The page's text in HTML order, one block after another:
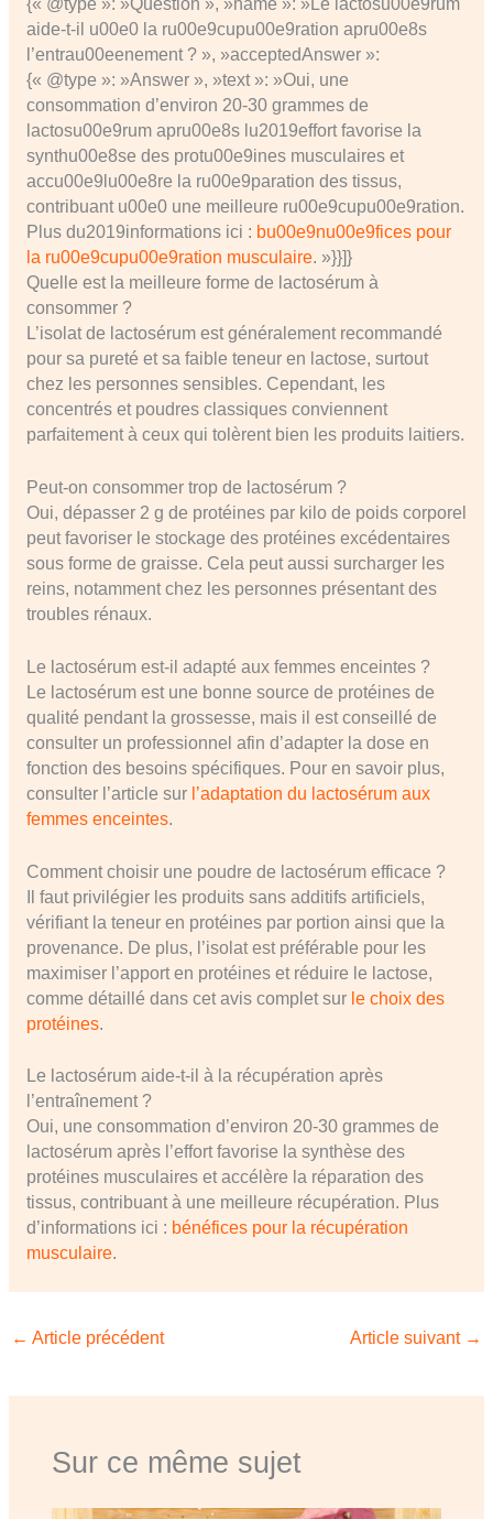
{« @type »: »Question », »name »: »Le lactosu00e9rum
aide-t-il u00e0 la ru00e9cupu00e9ration apru00e8s
l’entrau00eenement ? », »acceptedAnswer »:
{« @type »: »Answer », »text »: »Oui, une
consommation d’environ 20-30 grammes de
lactosu00e9rum apru00e8s lu2019effort favorise la
synthu00e8se des protu00e9ines musculaires et
accu00e9lu00e8re la ru00e9paration des tissus,
contribuant u00e0 une meilleure ru00e9cupu00e9ration.
Plus du2019informations ici : bu00e9nu00e9fices pour
la ru00e9cupu00e9ration musculaire. »}}]}
Quelle est la meilleure forme de lactosérum à
consommer ?
L’isolat de lactosérum est généralement recommandé
pour sa pureté et sa faible teneur en lactose, surtout
chez les personnes sensibles. Cependant, les
concentrés et poudres classiques conviennent
parfaitement à ceux qui tolèrent bien les produits laitiers.
Peut-on consommer trop de lactosérum ?
Oui, dépasser 2 g de protéines par kilo de poids corporel
peut favoriser le stockage des protéines excédentaires
sous forme de graisse. Cela peut aussi surcharger les
reins, notamment chez les personnes présentant des
troubles rénaux.
Le lactosérum est-il adapté aux femmes enceintes ?
Le lactosérum est une bonne source de protéines de
qualité pendant la grossesse, mais il est conseillé de
consulter un professionnel afin d’adapter la dose en
fonction des besoins spécifiques. Pour en savoir plus,
consulter l’article sur l’adaptation du lactosérum aux
femmes enceintes.
Comment choisir une poudre de lactosérum efficace ?
Il faut privilégier les produits sans additifs artificiels,
vérifiant la teneur en protéines par portion ainsi que la
provenance. De plus, l’isolat est préférable pour les
maximiser l’apport en protéines et réduire le lactose,
comme détaillé dans cet avis complet sur le choix des
protéines.
Le lactosérum aide-t-il à la récupération après
l’entraînement ?
Oui, une consommation d’environ 20-30 grammes de
lactosérum après l’effort favorise la synthèse des
protéines musculaires et accélère la réparation des
tissus, contribuant à une meilleure récupération. Plus
d’informations ici : bénéfices pour la récupération
musculaire.
← Article précédent Article suivant →
Sur ce même sujet